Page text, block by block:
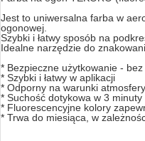
Jest to uniwersalna farba w
ogonowej.
Szybki i łatwy sposób na
Idealne narzędzie do
* Bezpieczne użytkowanie -
* Szybki i łatwy w aplikacji
* Odporny na warunki
* Suchość dotykowa w 3 minuty
* Fluorescencyjne kolory
* Trwa do miesiąca, w